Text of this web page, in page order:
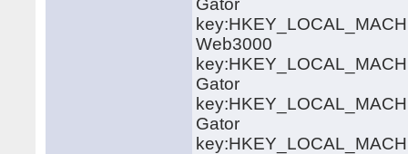
Gator
Web3000
Gator
Gator